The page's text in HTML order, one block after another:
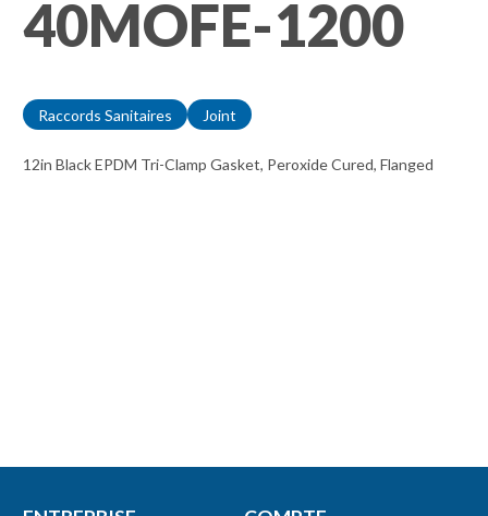
40MOFE-1200
Raccords Sanitaires Joint
12in Black EPDM Tri-Clamp Gasket, Peroxide Cured, Flanged